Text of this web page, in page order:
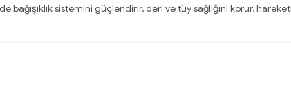
sistemini güçlendirir, deri ve tüy sağlığını korur,